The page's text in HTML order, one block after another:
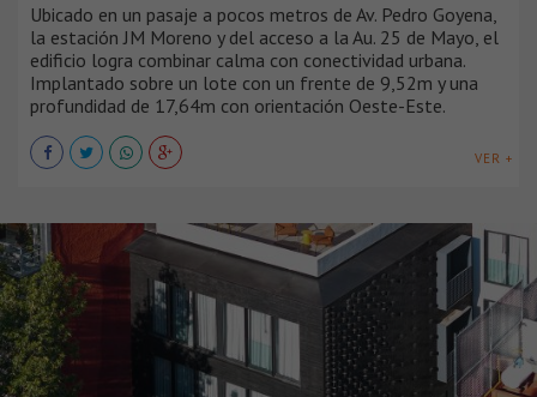
Ubicado en un pasaje a pocos metros de Av. Pedro Goyena,
la estación JM Moreno y del acceso a la Au. 25 de Mayo, el
edificio logra combinar calma con conectividad urbana.
Implantado sobre un lote con un frente de 9,52m y una
profundidad de 17,64m con orientación Oeste-Este.
VER +